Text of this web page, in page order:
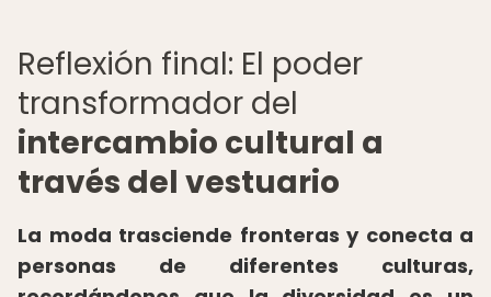
Reflexión final: El poder
transformador del
intercambio cultural a
través del vestuario
La moda trasciende fronteras y conecta a
personas de diferentes culturas,